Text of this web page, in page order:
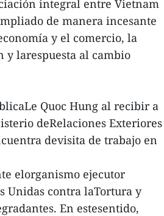
integral entre Vietnam
de manera incesante
y el comercio, la
y larespuesta al cambio
Quoc Hung al recibir a
deRelaciones Exteriores
devisita de trabajo en
elorganismo ejecutor
Unidas contra laTortura y
En estesentido,